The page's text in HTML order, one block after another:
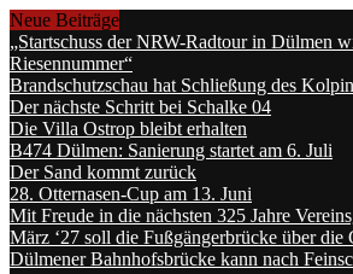
Neue Beiträge
„Startschuss der NRW-Radtour in Dülmen
Riesennummer“
Brandschutzschau hat Schließung des
Der nächste Schritt bei Schalke 04
Die Villa Ostrop bleibt erhalten
B474 Dülmen: Sanierung startet am 6. Juli
Der Sand kommt zurück
28. Otternasen-Cup am 13. Juni
Mit Freude in die nächsten 325 Jahre
März ‘27 soll die Fußgängerbrücke über die
Dülmener Bahnhofsbrücke kann nach